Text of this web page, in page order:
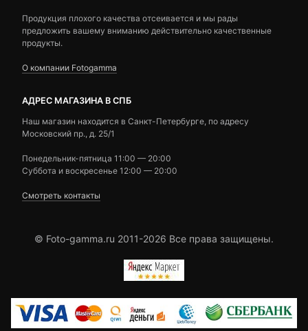
Продукция плохого качества отсеивается и мы рады
предложить вашему вниманию действительно качественные
продукты.
О компании Fotogamma
АДРЕС МАГАЗИНА В СПБ
Наш магазин находится в Санкт-Петербурге, по адресу
Московский пр., д. 25/1
Понедельник-пятница 11:00 — 20:00
Суббота и воскресенье 12:00 — 20:00
Смотреть контакты
© Foto-gamma.ru 2011-2026 Все права защищены.